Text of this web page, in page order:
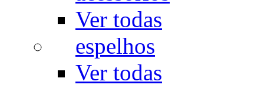
Ver todas
espelhos
Ver todas